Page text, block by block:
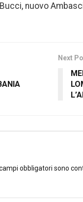
nuovo
Next
obbligatori sono